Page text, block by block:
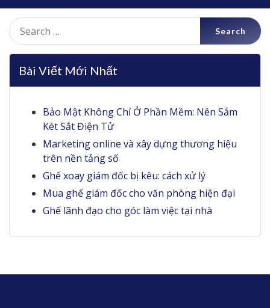
Search
for:
Bài Viết Mới Nhất
Bảo Mật Không Chỉ Ở Phần Mềm: Nên Sắm
Két Sắt Điện Tử
Marketing online và xây dựng thương hiệu
trên nền tảng số
Ghế xoay giám đốc bị kêu: cách xử lý
Mua ghế giám đốc cho văn phòng hiện đại
Ghế lãnh đạo cho góc làm việc tại nhà